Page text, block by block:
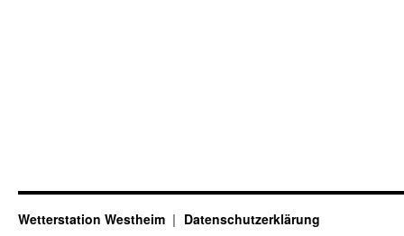
Wetterstation Westheim Datenschutzerklärung